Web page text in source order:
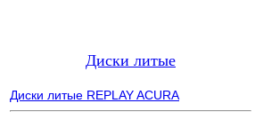
Диски литые
Диски литые REPLAY ACURA